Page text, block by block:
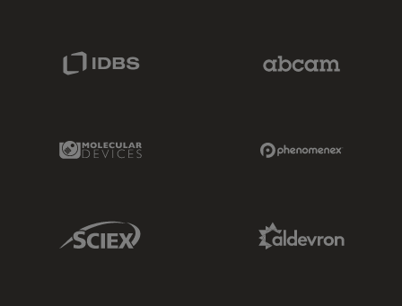
IDBS Link
Molecular Devices Link
Sciex Link